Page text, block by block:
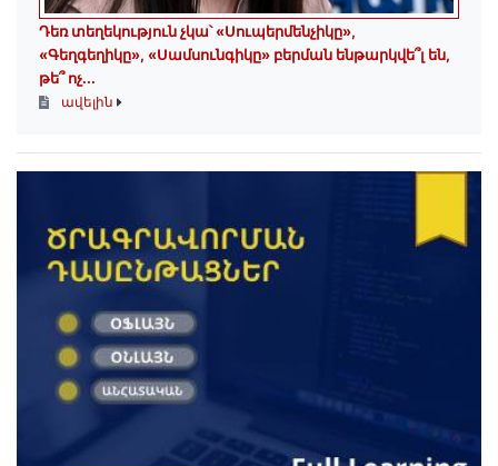
Դեռ տեղեկություն չկա՝ «Սուպերմենչիկը»,
«Գեղգեղիկը», «Սամսունգիկը» բերման ենթարկվե՞լ են,
թե՞ ոչ...
ավելին